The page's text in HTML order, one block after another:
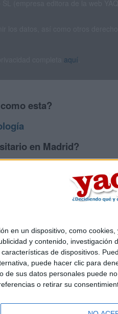
en un dispositivo, como
y contenido, investigación
de dispositivos.
puede hacer clic para
de sus datos personales puede
o retirar su
aquí
esta?
en Madrid?
en Madrid
Quiénes somos|
legal|Politica de privacidad|
Mediterráneo S.L.- Diego de